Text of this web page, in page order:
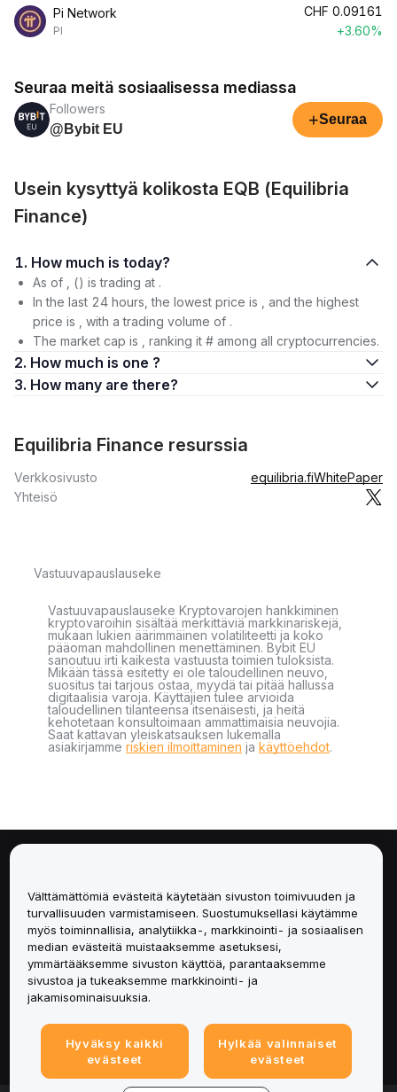
Pi Network
PI
CHF 0.09161
+3.60%
Seuraa meitä sosiaalisessa mediassa
Followers
@Bybit EU
+Seuraa
Usein kysyttyä kolikosta EQB (Equilibria
Finance)
1. How much is today?
As of , () is trading at .
In the last 24 hours, the lowest price is , and the highest
price is , with a trading volume of .
The market cap is , ranking it # among all cryptocurrencies.
2. How much is one ?
3. How many are there?
Equilibria Finance resurssia
Verkkosivusto equilibria.fiWhitePaper
Yhteisö
Vastuuvapauslauseke
Vastuuvapauslauseke Kryptovarojen hankkiminen
kryptovaroihin sisältää merkittäviä markkinariskejä,
mukaan lukien äärimmäinen volatiliteetti ja koko
pääoman mahdollinen menettäminen. Bybit EU
sanoutuu irti kaikesta vastuusta toimien tuloksista.
Mikään tässä esitetty ei ole taloudellinen neuvo,
suositus tai tarjous ostaa, myydä tai pitää hallussa
digitaalisia varoja. Käyttäjien tulee arvioida
taloudellinen tilanteensa itsenäisesti, ja heitä
kehotetaan konsultoimaan ammattimaisia neuvojia.
Saat kattavan yleiskatsauksen lukemalla
asiakirjamme riskien ilmoittaminen ja käyttöehdot.
Palvelut
Tuki
Tuotteet
Lakiasiat
Välttämättömiä evästeitä käytetään sivuston toimivuuden ja
turvallisuuden varmistamiseen. Suostumuksellasi käytämme
myös toiminnallisia, analytiikka-, markkinointi- ja sosiaalisen
median evästeitä muistaaksemme asetuksesi,
ymmärtääksemme sivuston käyttöä, parantaaksemme
sivustoa ja tukeaksemme markkinointi- ja
jakamisominaisuuksia.
Hyväksy kaikki
evästeet
Hylkää valinnaiset
evästeet